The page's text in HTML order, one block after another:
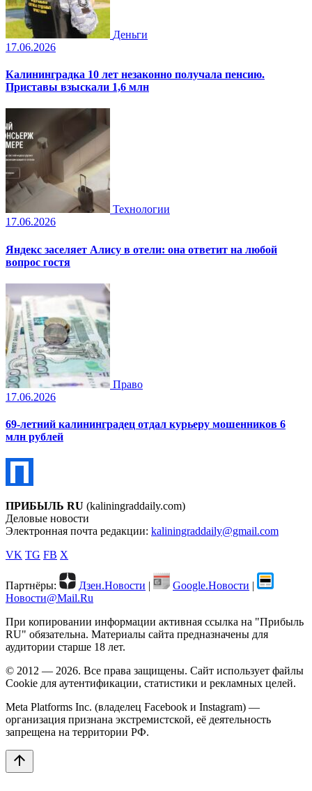
Деньги
17.06.2026
Калининградка 10 лет незаконно получала пенсию.
Приставы взыскали 1,6 млн
Технологии
17.06.2026
Яндекс заселяет Алису в отели: она ответит на любой
вопрос гостя
Право
17.06.2026
69-летний калининградец отдал курьеру мошенников 6
млн рублей
ПРИБЫЛЬ RU (kaliningraddaily.com)
Деловые новости
Электронная почта редакции: kaliningraddaily@gmail.com
VK TG FB X
Партнёры: Дзен.Новости | Google.Новости |
Новости@Mail.Ru
При копировании информации активная ссылка на "Прибыль
RU" обязательна. Материалы сайта предназначены для
аудитории старше 18 лет.
© 2012 — 2026. Все права защищены. Сайт использует файлы
Cookie для аутентификации, статистики и рекламных целей.
Meta Platforms Inc. (владелец Facebook и Instagram) —
организация признана экстремистской, её деятельность
запрещена на территории РФ.
arrow_upward